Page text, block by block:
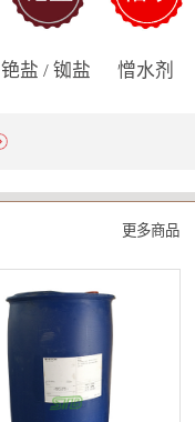
铯盐 / 铷盐 憎水剂
更多商品